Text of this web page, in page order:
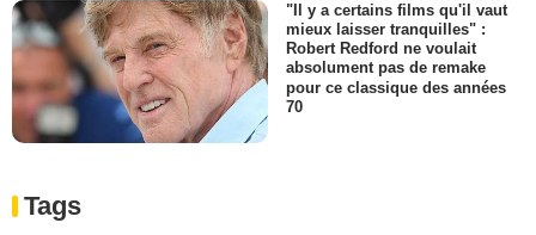
"Il y a certains films qu'il vaut
mieux laisser tranquilles" :
Robert Redford ne voulait
absolument pas de remake
pour ce classique des années
70
Tags